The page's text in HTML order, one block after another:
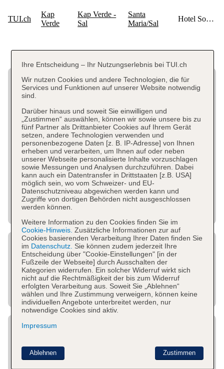
Ihre Entscheidung – Ihr Nutzungserlebnis bei TUI.ch
Wir nutzen Cookies und andere Technologien, die für
Services und Funktionen auf unserer Website notwendig
sind.
Darüber hinaus und soweit Sie einwilligen und
„Zustimmen“ auswählen, können wir sowie unsere bis zu
fünf Partner als Drittanbieter Cookies auf Ihrem Gerät
setzen, andere Technologien verwenden und
personenbezogene Daten [z. B. IP-Adresse] von Ihnen
erheben und verarbeiten, um Ihnen auf oder neben
unserer Webseite personalisierte Inhalte vorzuschlagen
sowie Messungen und Analysen durchzuführen. Dabei
kann auch ein Datentransfer in Drittstaaten [z.B. USA]
möglich sein, wo vom Schweizer- und EU-
Datenschutzniveau abgewichen werden kann und
Zugriffe von dortigen Behörden nicht ausgeschlossen
werden können.
Weitere Information zu den Cookies finden Sie im
Cookie-Hinweis. Zusätzliche Informationen zur auf
Cookies basierenden Verarbeitung Ihrer Daten finden Sie
im Datenschutz. Sie können zudem jederzeit Ihre
Entscheidung über "Cookie-Einstellungen" [in der
Fußzeile der Webseite] durch Ausschalten der
Kategorien widerrufen. Ein solcher Widerruf wirkt sich
nicht auf die Rechtmäßigkeit der bis zum Widerruf
erfolgten Verarbeitung aus. Soweit Sie „Ablehnen“
wählen und Ihre Zustimmung verweigern, können keine
individuellen Angebote unterbreitet werden, nur
notwendige Cookies sind aktiv.
Impressum
Zustimmen
Ablehnen